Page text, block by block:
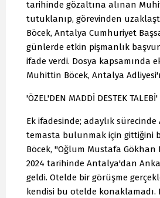
tarihinde gözaltına alınan
tutuklanıp, görevinden
Böcek, Antalya Cumhuriyet
günlerde etkin pişmanlık
ifade verdi. Dosya kapsamında
Muhittin Böcek, Antalya
'ÖZEL'DEN MADDİ DESTEK
Ek ifadesinde; adaylık sürecinde
temasta bulunmak için gittiğini
Böcek, "Oğlum Mustafa Gökhan
2024 tarihinde Antalya'dan
geldi. Otelde bir görüşme
kendisi bu otelde konaklamadı.